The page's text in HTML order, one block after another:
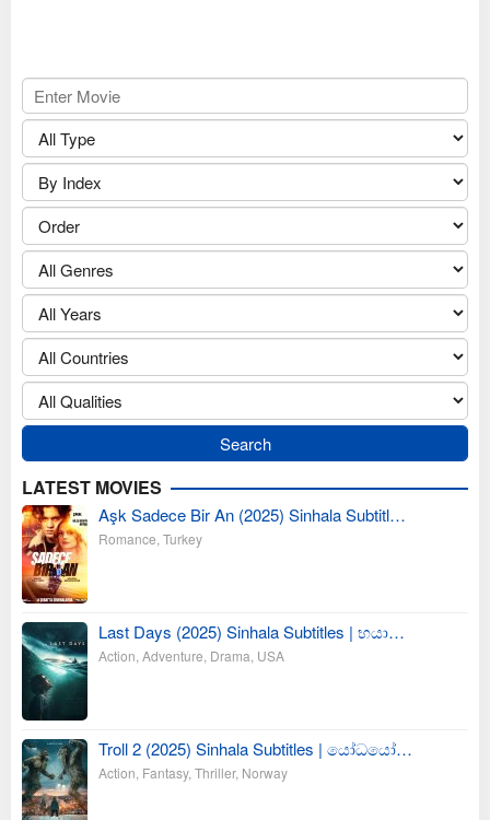
LATEST MOVIES
Aşk Sadece Bir An (2025) Sinhala Subtitl…
Romance Turkey
Last Days (2025) Sinhala Subtitles | භයා…
Action Adventure Drama USA
Troll 2 (2025) Sinhala Subtitles | යෝධයෝ…
Action Fantasy, Thriller, Norway